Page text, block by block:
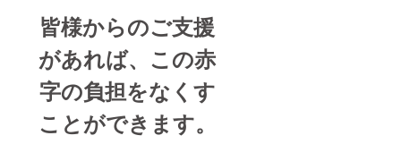
皆様からのご支援
があれば、この赤
字の負担をなくす
ことができます。